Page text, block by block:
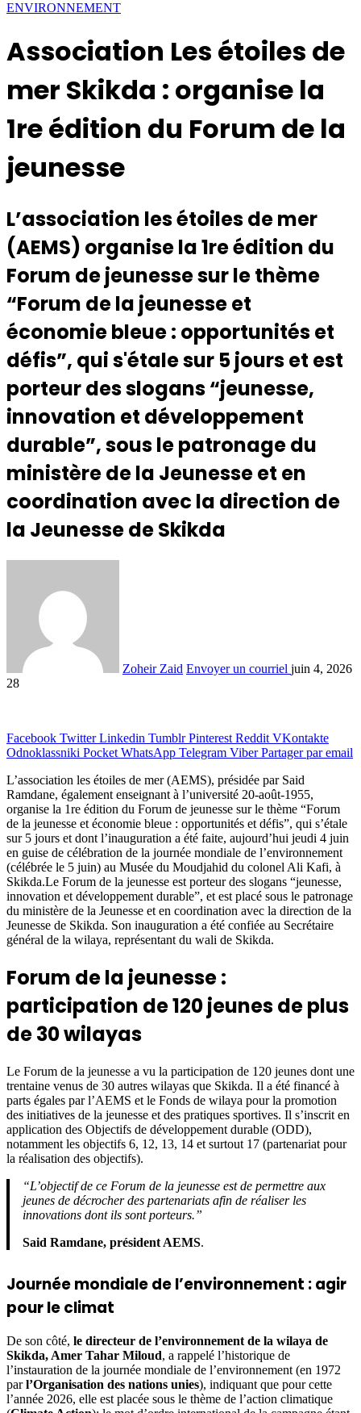
ENVIRONNEMENT
Association Les étoiles de
mer Skikda : organise la
1re édition du Forum de la
jeunesse
L’association les étoiles de mer
(AEMS) organise la 1re édition du
Forum de jeunesse sur le thème
“Forum de la jeunesse et
économie bleue : opportunités et
défis”, qui s'étale sur 5 jours et est
porteur des slogans “jeunesse,
innovation et développement
durable”, sous le patronage du
ministère de la Jeunesse et en
coordination avec la direction de
la Jeunesse de Skikda
Zoheir Zaid Envoyer un courriel juin 4, 2026
28
Facebook Twitter Linkedin Tumblr Pinterest Reddit VKontakte
Odnoklassniki Pocket WhatsApp Telegram Viber Partager par email
L’association les étoiles de mer (AEMS), présidée par Said
Ramdane, également enseignant à l’université 20-août-1955,
organise la 1re édition du Forum de jeunesse sur le thème “Forum
de la jeunesse et économie bleue : opportunités et défis”, qui s’étale
sur 5 jours et dont l’inauguration a été faite, aujourd’hui jeudi 4 juin
en guise de célébration de la journée mondiale de l’environnement
(célébrée le 5 juin) au Musée du Moudjahid du colonel Ali Kafi, à
Skikda.Le Forum de la jeunesse est porteur des slogans “jeunesse,
innovation et développement durable”, et est placé sous le patronage
du ministère de la Jeunesse et en coordination avec la direction de la
Jeunesse de Skikda. Son inauguration a été confiée au Secrétaire
général de la wilaya, représentant du wali de Skikda.
Forum de la jeunesse :
participation de 120 jeunes de plus
de 30 wilayas
Le Forum de la jeunesse a vu la participation de 120 jeunes dont une
trentaine venus de 30 autres wilayas que Skikda. Il a été financé à
parts égales par l’AEMS et le Fonds de wilaya pour la promotion
des initiatives de la jeunesse et des pratiques sportives. Il s’inscrit en
application des Objectifs de développement durable (ODD),
notamment les objectifs 6, 12, 13, 14 et surtout 17 (partenariat pour
la réalisation des objectifs).
“L’objectif de ce Forum de la jeunesse est de permettre aux
jeunes de décrocher des partenariats afin de réaliser les
innovations dont ils sont porteurs.”
Said Ramdane, président AEMS.
Journée mondiale de l’environnement : agir
pour le climat
De son côté, le directeur de l’environnement de la wilaya de
Skikda, Amer Tahar Miloud, a rappelé l’historique de
l’instauration de la journée mondiale de l’environnement (en 1972
parl’Organisation des nations unies), indiquant que pour cette
l’année 2026, elle est placée sous le thème de l’action climatique